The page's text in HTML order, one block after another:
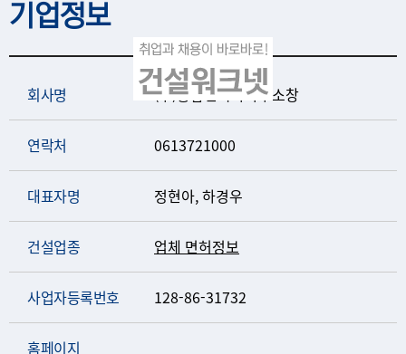
기업정보
회사명 (주)종합건축사사무소창
연락처 0613721000
대표자명 정현아, 하경우
건설업종 업체 면허정보
사업자등록번호 128-86-31732
홈페이지